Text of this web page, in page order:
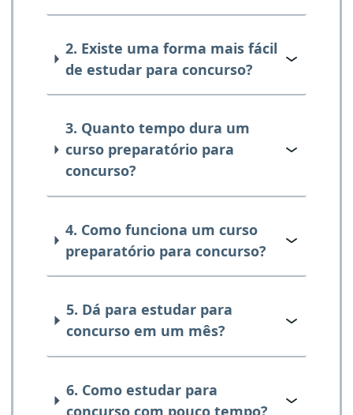
2. Existe uma forma mais fácil
de estudar para concurso?
3. Quanto tempo dura um
curso preparatório para
concurso?
4. Como funciona um curso
preparatório para concurso?
5. Dá para estudar para
concurso em um mês?
6. Como estudar para
concurso com pouco tempo?